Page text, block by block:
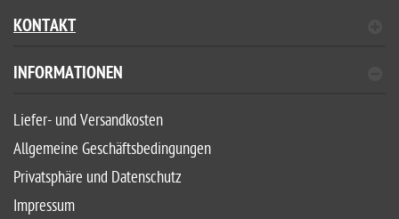
KONTAKT
INFORMATIONEN
Liefer- und Versandkosten
Allgemeine Geschäftsbedingungen
Privatsphäre und Datenschutz
Impressum